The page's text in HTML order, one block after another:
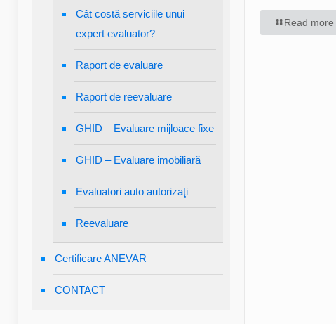
Read more
Cât costă serviciile unui
expert evaluator?
Raport de evaluare
Raport de reevaluare
GHID – Evaluare mijloace fixe
GHID – Evaluare imobiliară
Evaluatori auto autorizaţi
Reevaluare
Certificare ANEVAR
CONTACT